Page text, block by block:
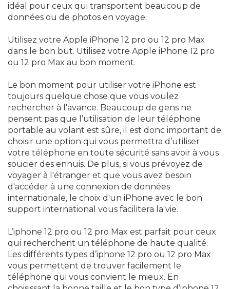
idéal pour ceux qui transportent beaucoup de
données ou de photos en voyage.
Utilisez votre Apple iPhone 12 pro ou 12 pro Max
dans le bon but. Utilisez votre Apple iPhone 12 pro
ou 12 pro Max au bon moment.
Le bon moment pour utiliser votre iPhone est
toujours quelque chose que vous voulez
rechercher à l'avance. Beaucoup de gens ne
pensent pas que l’utilisation de leur téléphone
portable au volant est sûre, il est donc important de
choisir une option qui vous permettra d’utiliser
votre téléphone en toute sécurité sans avoir à vous
soucier des ennuis. De plus, si vous prévoyez de
voyager à l'étranger et que vous avez besoin
d'accéder à une connexion de données
internationale, le choix d'un iPhone avec le bon
support international vous facilitera la vie.
L’iphone 12 pro ou 12 pro Max est parfait pour ceux
qui recherchent un téléphone de haute qualité.
Les différents types d’iphone 12 pro ou 12 pro Max
vous permettent de trouver facilement le
téléphone qui vous convient le mieux. En